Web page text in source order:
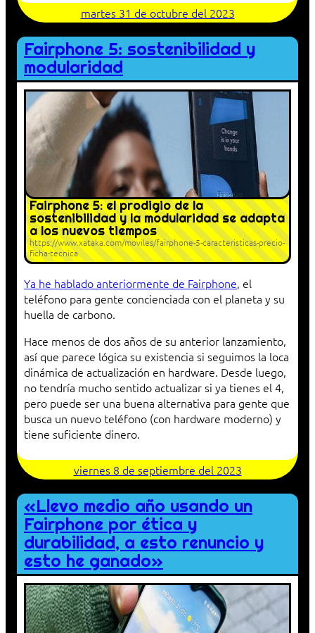
martes 31 de octubre del 2023
Fairphone 5: sostenibilidad y
modularidad
Fairphone 5: el prodigio de la
sostenibilidad y la modularidad se adapta
a los nuevos tiempos
https://www.xataka.com/moviles/fairphone-5-caracteristicas-precio-
ficha-tecnica
Ya he hablado anteriormente de Fairphone, el
teléfono para gente concienciada con el planeta y su
huella de carbono.
Hace menos de dos años de su anterior lanzamiento,
así que parece lógica su existencia si seguimos la loca
dinámica de actualización en hardware. Desde luego,
no tendría mucho sentido actualizar si ya tienes el 4,
pero puede ser una buena alternativa para gente que
busca un nuevo teléfono (con hardware moderno) y
tiene suficiente dinero.
viernes 8 de septiembre del 2023
«Llevo medio año usando un
Fairphone por ética y
durabilidad, a esto renuncio y
esto he ganado»